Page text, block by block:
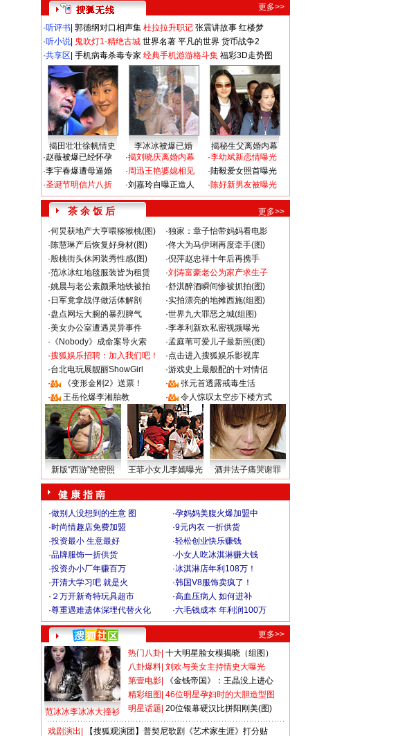
更多>>
·听评书 郭德纲对口相声集 杜拉拉升职记 张震讲故事 红楼梦
·听小说 鬼吹灯1-精绝古城 世界名著 平凡的世界 货币战争2
·共享区 手机病毒杀毒专家 经典手机游游格斗集 福彩3D走势图
揭田壮壮徐帆情史 李冰冰被爆已婚
揭秘生父离婚内幕
·赵薇被爆已经怀孕
·李宇春爆遭母逼婚
·圣诞节明信片八折
·揭刘晓庆离婚内幕
·周迅王艳婆媳相见
·刘嘉玲自曝正造人
·李幼斌新恋情曝光
·陆毅爱女照首曝光
·陈好新男友被曝光
茶 余 饭 后
更多>>
·何炅获地产大亨喂猕猴桃(图) ·独家：章子怡带妈妈看电影
·陈慧琳产后恢复好身材(图) ·佟大为马伊琍再度牵手(图)
·殷桃街头休闲装秀性感(图) ·倪萍赵忠祥十年后再携手
·范冰冰红地毯服装皆为租赁 ·刘涛富豪老公为家产求生子
·姚晨与老公素颜乘地铁被拍 ·舒淇醉酒瞬间惨被抓拍(图)
· 日军竟拿战俘做活体解剖 ·实拍漂亮的地摊西施(组图)
·盘点网坛大腕的暴烈脾气 ·世界九大罪恶之城(组图)
·美女办公室遭遇灵异事件 ·李孝利新欢私密视频曝光
· 《Nobody》成命案导火索 ·孟庭苇可爱儿子最新照(图)
·搜狐娱乐招聘：加入我们吧！ ·点击进入搜狐娱乐影视库
·台北电玩展靓丽ShowGirl ·游戏史上最般配的十对情侣
·
《变形金刚2》送票！ ·
张元首透露戒毒生活
·
王岳伦爆李湘胎教 · 令人惊叹太空步下楼方式
新版“西游”绝密照 王菲小女儿李嫣曝光 酒井法子痛哭谢罪
健 康 指 南
·做别人没想到的生意 图 ·孕妈妈美腹火爆加盟中
·时尚情趣店免费加盟 ·9元内衣 一折供货
·投资最小 生意最好 ·轻松创业快乐赚钱
·品牌服饰一折供货 ·小女人吃冰淇淋赚大钱
·投资办小厂年赚百万 ·冰淇淋店年利108万！
·开清大学习吧 就是火 ·韩国V8服饰卖疯了！
· ２万开新奇特玩具超市 ·高血压病人 如何进补
·尊重遇难遗体深埋代替火化 ·六毛钱成本 年利润100万
更多>>
范冰冰李冰冰大撞衫
热门八卦 十大明星脸女模揭晓（组图）
八卦爆料 刘欢与美女主持情史大曝光
第壹电影
《金钱帝国》：王晶没上进心
精彩组图 46位明星孕妇时的大胆造型图
明星话题 20位银幕硬汉比拼阳刚美(图)
戏剧演出 【搜狐观演团】普契尼歌剧《艺术家生涯》打分贴